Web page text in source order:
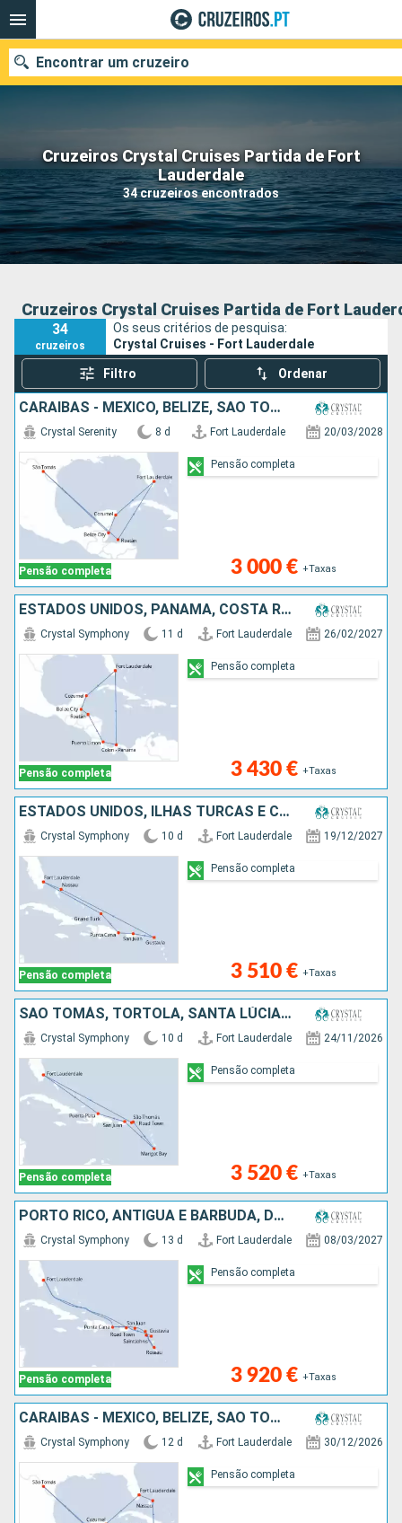
Cruzeiros Crystal Cruises Partida de Fort
Lauderdale
34 cruzeiros encontrados
Encontrar um cruzeiro
Quando ir?
Data de partida
Portos Companhias
Cruzeiros Crystal Cruises Partida de Fort
34
cruzeiros
Os seus critérios de pesquisa:
Crystal Cruises - Fort Lauderdale
Filtro Ordenar
CARAIBAS - MEXICO, BELIZE, SÃO TOMÁS, HONDURAS, ESTADOS UNIDOS
Pensão completa
Crystal Serenity 8 d Fort Lauderdale 20/03/2028
3 000 € +Taxas
Pensão completa
ESTADOS UNIDOS, PANAMA, COSTA RICA, HONDURAS, BELIZE, CARAIBAS - MEXICO
Pensão completa
Crystal Symphony 11 d Fort Lauderdale 26/02/2027
3 430 € +Taxas
Pensão completa
ESTADOS UNIDOS, ILHAS TURCAS E CAICOS, REPÚBLICA DOMINICANA, PORTO RICO, FRANÇA, BAHAMAS
Pensão completa
Crystal Symphony 10 d Fort Lauderdale 19/12/2027
3 510 € +Taxas
Pensão completa
SÃO TOMÁS, TORTOLA, SANTA LÚCIA, PORTO RICO, REPÚBLICA DOMINICANA, ESTADOS UNIDOS
Pensão completa
Crystal Symphony 10 d Fort Lauderdale 24/11/2026
3 520 € +Taxas
Pensão completa
PORTO RICO, ANTÍGUA E BARBUDA, DOMINICA, FRANÇA, TORTOLA, REPÚBLICA DOMINICANA, ESTADOS UNIDOS
Pensão completa
Crystal Symphony 13 d Fort Lauderdale 08/03/2027
3 920 € +Taxas
Pensão completa
CARAIBAS - MEXICO, BELIZE, SÃO TOMÁS, HONDURAS, CAIMÃO (ILHAS), JAMAICA, BAHAMAS, ESTADOS UNIDOS
Crystal Symphony 12 d Fort Lauderdale 30/12/2026
Pensão completa